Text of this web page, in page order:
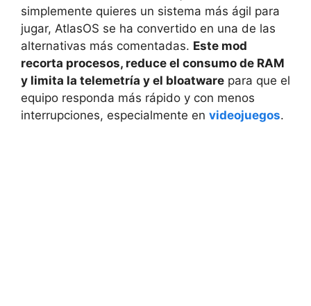
simplemente quieres un sistema más ágil para
jugar, AtlasOS se ha convertido en una de las
alternativas más comentadas. Este mod
recorta procesos, reduce el consumo de RAM
y limita la telemetría y el bloatware para que el
equipo responda más rápido y con menos
interrupciones, especialmente en videojuegos.